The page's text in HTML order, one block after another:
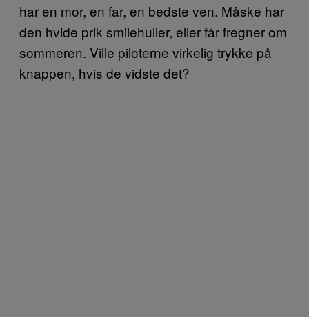
har en mor, en far, en bedste ven. Måske har
den hvide prik smilehuller, eller får fregner om
sommeren. Ville piloterne virkelig trykke på
knappen, hvis de vidste det?